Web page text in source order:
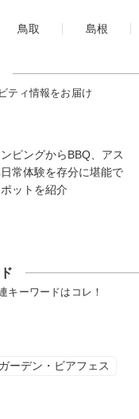
鳥取 島根
ティ情報をお届け
ピングからBBQ、アス
常体験を存分に堪能で
ットを紹介
キーワードはコレ！
ーデン・ビアフェス